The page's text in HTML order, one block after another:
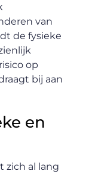
van
de fysieke
op
bij aan
en
zich al lang